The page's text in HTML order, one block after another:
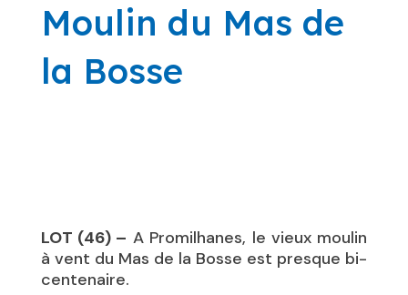
Moulin du Mas de
la Bosse
LOT (46) – A Promilhanes, le vieux moulin
à vent du Mas de la Bosse est presque bi-
centenaire.